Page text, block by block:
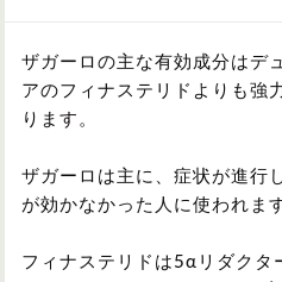
ザガーロの主な有効成分はデ
アのフィナステリドよりも強
ります。
ザガーロは主に、症状が進行
が効かなかった人に使われま
フィナステリドは5αリダク